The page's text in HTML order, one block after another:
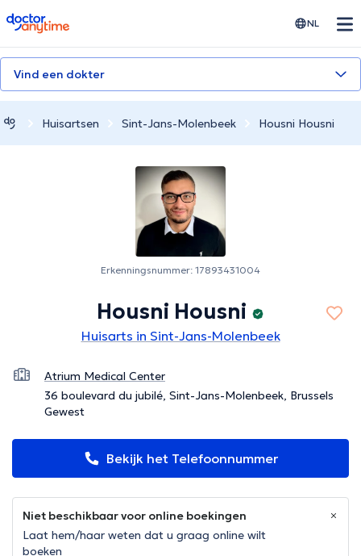
doctoranytime NL
Vind een dokter
Huisartsen Sint-Jans-Molenbeek Housni Housni
Erkenningsnummer: 17893431004
Housni Housni
Huisarts in Sint-Jans-Molenbeek
Atrium Medical Center
36 boulevard du jubilé, Sint-Jans-Molenbeek, Brussels
Gewest
Bekijk het Telefoonnummer
Niet beschikbaar voor online boekingen
Laat hem/haar weten dat u graag online wilt
boeken